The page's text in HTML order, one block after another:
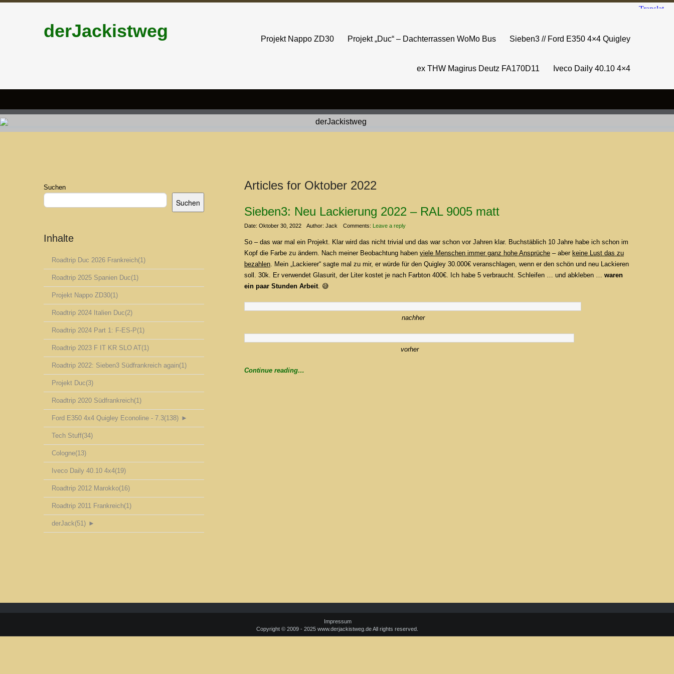
derJackistweg Projekt Nappo ZD30 Projekt „Duc“ – Dachterrassen WoMo Bus Sieben3 // Ford E350 4×4 Quigley
ex THW Magirus Deutz FA170D11 Iveco Daily 40.10 4×4
Suchen
Suchen
Inhalte
Roadtrip Duc 2026 Frankreich(1)
Roadtrip 2025 Spanien Duc(1)
Projekt Nappo ZD30(1)
Roadtrip 2024 Italien Duc(2)
Roadtrip 2024 Part 1: F-ES-P(1)
Roadtrip 2023 F IT KR SLO AT(1)
Roadtrip 2022: Sieben3 Südfrankreich again(1)
Projekt Duc(3)
Roadtrip 2020 Südfrankreich(1)
Ford E350 4x4 Quigley Econoline - 7.3(138) ►
Tech Stuff(34)
Cologne(13)
Iveco Daily 40.10 4x4(19)
Roadtrip 2012 Marokko(16)
Roadtrip 2011 Frankreich(1)
derJack(51) ►
Articles for Oktober 2022
Sieben3: Neu Lackierung 2022 – RAL 9005 matt
Date: Oktober 30, 2022 Author: Jack Comments: Leave a reply
So – das war mal ein Projekt. Klar wird das nicht trivial und das war schon vor Jahren klar. Buchstäblich 10 Jahre habe ich schon im
Kopf die Farbe zu ändern. Nach meiner Beobachtung haben viele Menschen immer ganz hohe Ansprüche – aber keine Lust das zu
bezahlen. Mein „Lackierer“ sagte mal zu mir, er würde für den Quigley 30.000€ veranschlagen, wenn er den schön und neu Lackieren
soll. 30k. Er verwendet Glasurit, der Liter kostet je nach Farbton 400€. Ich habe 5 verbraucht. Schleifen … und abkleben … waren
ein paar Stunden Arbeit. 😅
nachher
vorher
Continue reading…
Impressum
Copyright © 2009 - 2025 www.derjackistweg.de All rights reserved.